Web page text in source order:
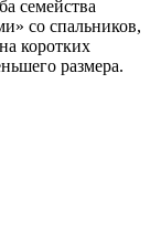
семейства
со спальников,
коротких
размера.